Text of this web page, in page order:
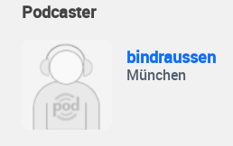
Podcaster
bindraussen
München